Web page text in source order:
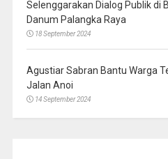
Selenggarakan Dialog Publik di
Danum Palangka Raya
18 September 2024
Agustiar Sabran Bantu Warga
Jalan Anoi
14 September 2024